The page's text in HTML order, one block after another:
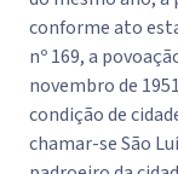
conforme ato
nº 169, a
novembro de
condição de
chamar-se São